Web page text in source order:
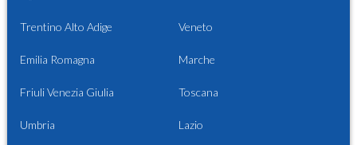
Trentino Alto Adige Veneto
Emilia Romagna Marche
Friuli Venezia Giulia Toscana
Umbria Lazio